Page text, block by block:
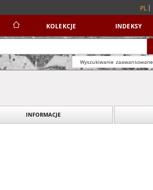
PL
KOLEKCJE INDEKSY
Wyszukiwanie zaawansowane
INFORMACJE